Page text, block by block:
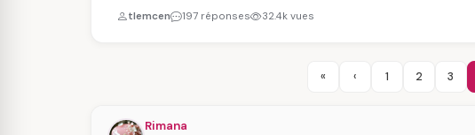
tlemcen 197 réponses 32.4k vues
« ‹ 1 2 3
Rimana